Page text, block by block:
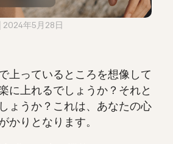
2024年5月28日
上っているところを想像して
に上れるでしょうか？それと
ょうか？これは、あなたの心
かりとなります。